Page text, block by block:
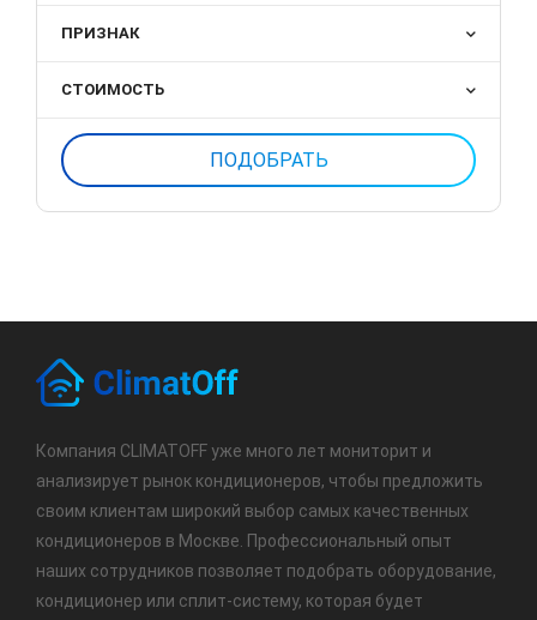
ПРИЗНАК
СТОИМОСТЬ
Компания CLIMATOFF уже много лет мониторит и
анализирует рынок кондиционеров, чтобы предложить
своим клиентам широкий выбор самых качественных
кондиционеров в Москве. Профессиональный опыт
наших сотрудников позволяет подобрать оборудование,
кондиционер или сплит-систему, которая будет